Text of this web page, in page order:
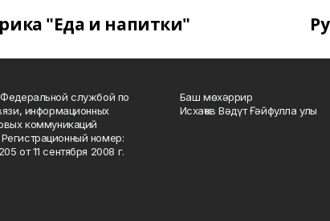
"Еда и напитки"
службой по
информационных
коммуникаций
номер:
от 11 сентября 2008 г.
Баш мөхәррир
Исхаҡов Вәдүт Ғәйфулла улы